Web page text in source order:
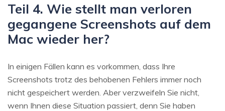
Teil 4. Wie stellt man verloren
gegangene Screenshots auf dem
Mac wieder her?
In einigen Fällen kann es vorkommen, dass Ihre
Screenshots trotz des behobenen Fehlers immer noch
nicht gespeichert werden. Aber verzweifeln Sie nicht,
wenn Ihnen diese Situation passiert, denn Sie haben